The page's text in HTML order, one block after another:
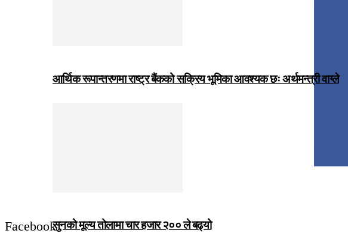
आर्थिक रूपान्तरणमा राष्ट्र बैंकको सक्रिय भूमिका आवश्यक छः अर्थमन्त्री वाग्ले
सुनको मूल्य तोलामा चार हजार २०० ले बढ्यो
Facebook